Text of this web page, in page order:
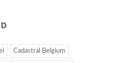
Cadastral Belgium